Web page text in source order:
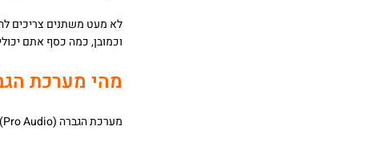
לא מעט משתנים צריכים
וכמובן, כמה כסף אתם
מהי מערכת
מערכת הגברה (Pro Audio) PA היא מערכת הגברה מורכבת ממספר רכיבים, ולמרות שמערכת אחת יכולה להיות שונה מאחרת,